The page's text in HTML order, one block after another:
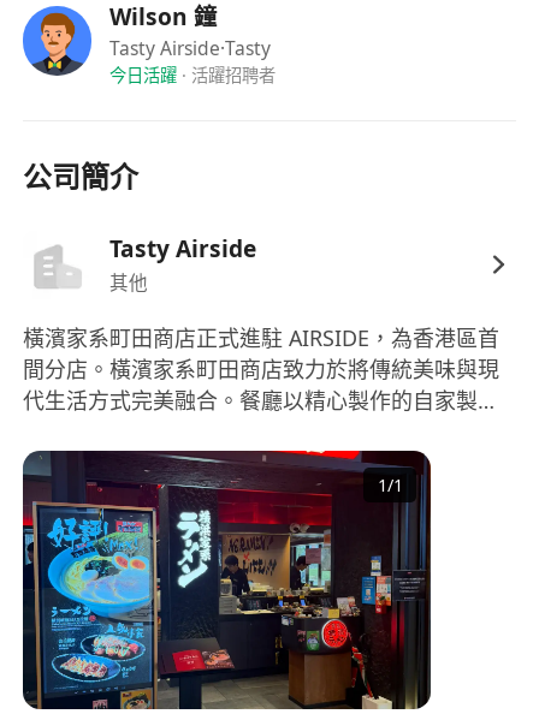
Wilson 鐘
Tasty Airside·Tasty
今日活躍· 活躍招聘者
公司簡介
Tasty Airside
其他
橫濱家系町田商店正式進駐 AIRSIDE，為香港區首
間分店。橫濱家系町田商店致力於將傳統美味與現
代生活方式完美融合。餐廳以精心製作的自家製面
道。 町田商店以其獨具一格的「家系拉麵」成為日
本拉麵界的佼佼者，並迅速在全球擴展業務至超過
800家餐廳。 AIRSIDE店是町田商店登陸香港的第一
家分店，每一個食譜都由日本廚師親自從日本帶到
香港，並特別推出香港限定的鰻魚飯，讓大家在香
港也能享受到地道的日本風味。
1/1